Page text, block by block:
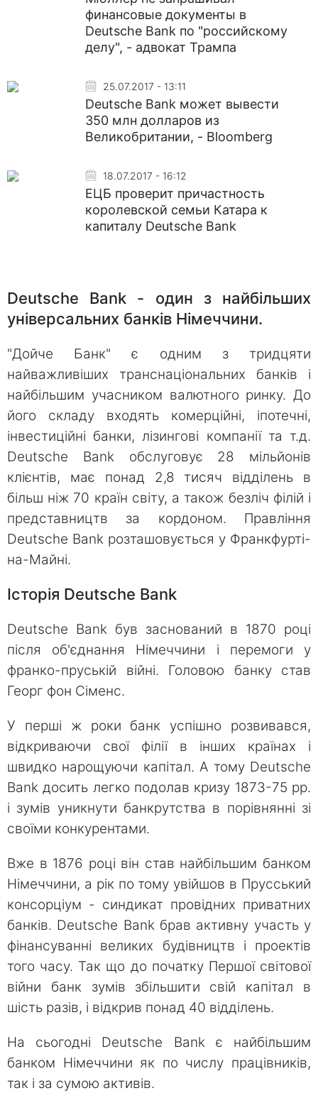
финансовые документы в
Deutsche Bank по "российскому
делу", - адвокат Трампа
25.07.2017 - 13:11
Deutsche Bank может вывести
350 млн долларов из
Великобритании, - Bloomberg
18.07.2017 - 16:12
ЕЦБ проверит причастность
королевской семьи Катара к
капиталу Deutsche Bank
Deutsche Bank - один з найбільших
універсальних банків Німеччини.
"Дойче Банк" є одним з тридцяти
найважливіших транснаціональних банків і
найбільшим учасником валютного ринку. До
його складу входять комерційні, іпотечні,
інвестиційні банки, лізингові компанії та т.д.
Deutsche Bank обслуговує 28 мільйонів
клієнтів, має понад 2,8 тисяч відділень в
більш ніж 70 країн світу, а також безліч філій і
представництв за кордоном. Правління
Deutsche Bank розташовується у Франкфурті-
на-Майні.
Історія Deutsche Bank
Deutsche Bank був заснований в 1870 році
після об'єднання Німеччини і перемоги у
франко-пруській війні. Головою банку став
Георг фон Сіменс.
У перші ж роки банк успішно розвивався,
відкриваючи свої філії в інших країнах і
швидко нарощуючи капітал. А тому Deutsche
Bank досить легко подолав кризу 1873-75 рр.
і зумів уникнути банкрутства в порівнянні зі
своїми конкурентами.
Вже в 1876 році він став найбільшим банком
Німеччини, а рік по тому увійшов в Прусський
консорціум - синдикат провідних приватних
банків. Deutsche Bank брав активну участь у
фінансуванні великих будівництв і проектів
того часу. Так що до початку Першої світової
війни банк зумів збільшити свій капітал в
шість разів, і відкрив понад 40 відділень.
На сьогодні Deutsche Bank є найбільшим
банком Німеччини як по числу працівників,
так і за сумою активів.